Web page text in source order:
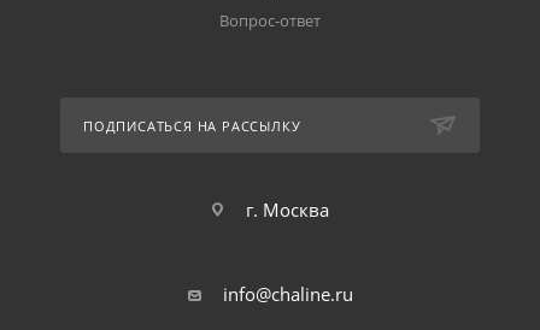
Вопрос-ответ
ПОДПИСАТЬСЯ НА РАССЫЛКУ
г. Москва
info@chaline.ru